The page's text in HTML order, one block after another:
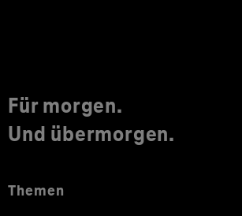
Für morgen.
Und übermorgen.
Themen